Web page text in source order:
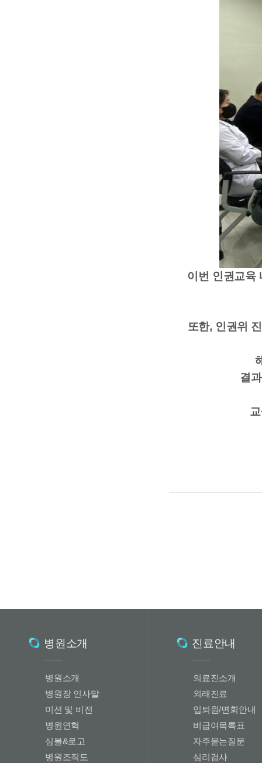
이번 인권교육
또한, 인권위
결
병원소개
병원소개
병원장 인사말
미션 및 비전
병원연혁
심볼&로고
병원조직도
진료안내
의료진소개
외래진료
입퇴원/면회안내
비급여목록표
자주묻는질문
심리검사